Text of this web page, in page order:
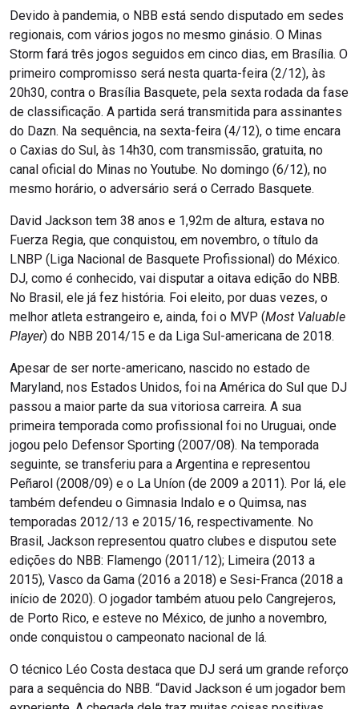
Devido à pandemia, o NBB está sendo disputado em sedes
regionais, com vários jogos no mesmo ginásio. O Minas
Storm fará três jogos seguidos em cinco dias, em Brasília. O
primeiro compromisso será nesta quarta-feira (2/12), às
20h30, contra o Brasília Basquete, pela sexta rodada da fase
de classificação. A partida será transmitida para assinantes
do Dazn. Na sequência, na sexta-feira (4/12), o time encara
o Caxias do Sul, às 14h30, com transmissão, gratuita, no
canal oficial do Minas no Youtube. No domingo (6/12), no
mesmo horário, o adversário será o Cerrado Basquete.
David Jackson tem 38 anos e 1,92m de altura, estava no
Fuerza Regia, que conquistou, em novembro, o título da
LNBP (Liga Nacional de Basquete Profissional) do México.
DJ, como é conhecido, vai disputar a oitava edição do NBB.
No Brasil, ele já fez história. Foi eleito, por duas vezes, o
melhor atleta estrangeiro e, ainda, foi o MVP (Most Valuable
Player) do NBB 2014/15 e da Liga Sul-americana de 2018.
Apesar de ser norte-americano, nascido no estado de
Maryland, nos Estados Unidos, foi na América do Sul que DJ
passou a maior parte da sua vitoriosa carreira. A sua
primeira temporada como profissional foi no Uruguai, onde
jogou pelo Defensor Sporting (2007/08). Na temporada
seguinte, se transferiu para a Argentina e representou
Peñarol (2008/09) e o La Uníon (de 2009 a 2011). Por lá, ele
também defendeu o Gimnasia Indalo e o Quimsa, nas
temporadas 2012/13 e 2015/16, respectivamente. No
Brasil, Jackson representou quatro clubes e disputou sete
edições do NBB: Flamengo (2011/12); Limeira (2013 a
2015), Vasco da Gama (2016 a 2018) e Sesi-Franca (2018 a
início de 2020). O jogador também atuou pelo Cangrejeros,
de Porto Rico, e esteve no México, de junho a novembro,
onde conquistou o campeonato nacional de lá.
O técnico Léo Costa destaca que DJ será um grande reforço
para a sequência do NBB. “David Jackson é um jogador bem